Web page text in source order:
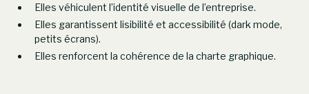
Elles véhiculent l’identité visuelle de l’entreprise.
Elles garantissent lisibilité et accessibilité (dark mode,
petits écrans).
Elles renforcent la cohérence de la charte graphique.